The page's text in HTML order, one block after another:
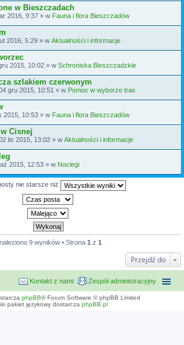
w Bieszczadach
2016, 9:37 » w Fauna i flora Bieszczadów
2016, 5:29 » w Aktualności i informacje
2015, 10:02 » w Schroniska Bieszczadzkie
szlakiem czerwonym
gru 2015, 10:51 » w Pomoc w wyborze tras
2015, 10:53 » w Fauna i flora Bieszczadów
Cisnej
lis 2015, 13:02 » w Aktualności i informacje
2015, 12:53 » w Noclegi
nie starsze niż
9 wyników • Strona 1 z 1
Przejdź do
Zespół administracyjny
Kontakt z nami
phpBB® Forum Software © phpBB Limited
pakiet językowy dostarcza phpBB.pl